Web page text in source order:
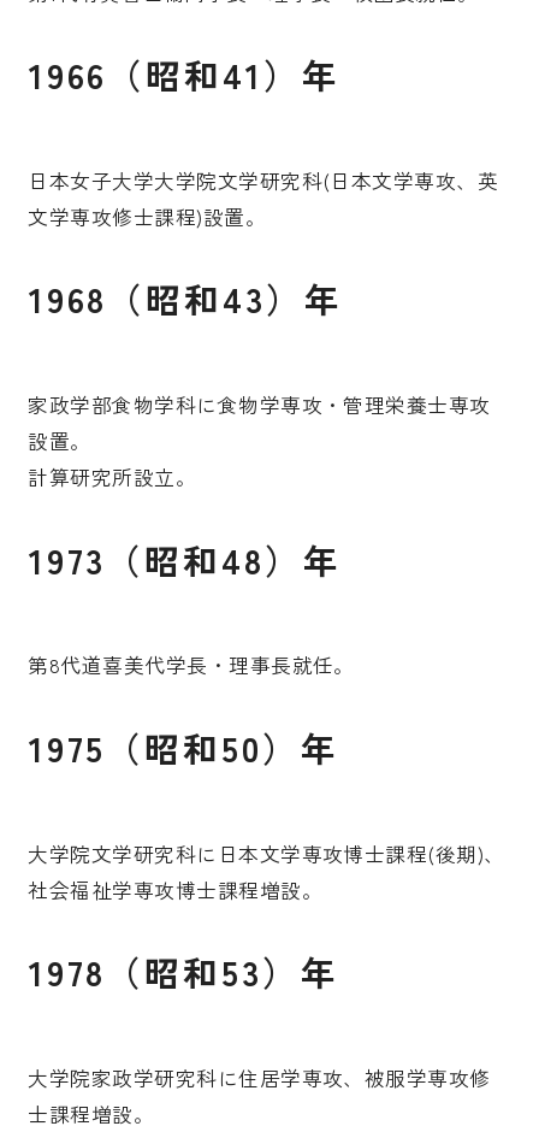
1966（昭和41）年
日本女子大学大学院文学研究科(日本文学専攻、英
文学専攻修士課程)設置。
1968（昭和43）年
家政学部食物学科に食物学専攻・管理栄養士専攻
設置。
計算研究所設立。
1973（昭和48）年
第8代道喜美代学長・理事長就任。
1975（昭和50）年
大学院文学研究科に日本文学専攻博士課程(後期)、
社会福祉学専攻博士課程増設。
1978（昭和53）年
大学院家政学研究科に住居学専攻、被服学専攻修
士課程増設。